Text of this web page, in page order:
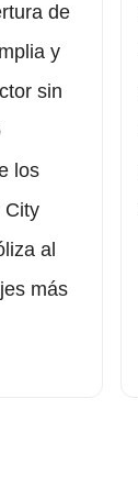
de
y
sin
los
City
al
más